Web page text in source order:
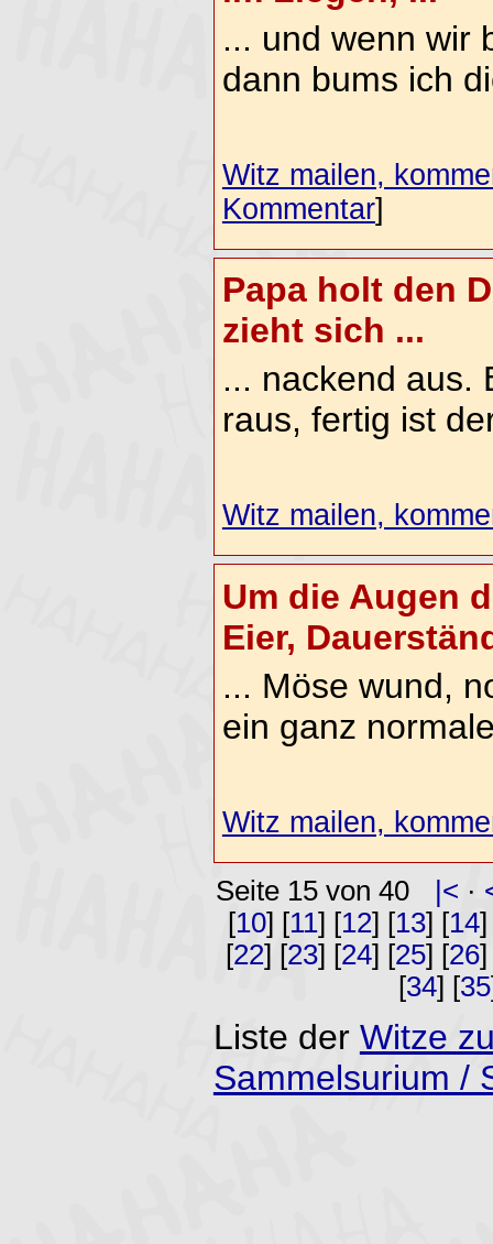
... und wenn wir
dann bums ich
Witz mailen,
Kommentar]
Papa holt den
zieht sich ...
... nackend aus.
raus, fertig ist
Witz mailen,
Um die Augen
Eier,
... Möse wund,
ein ganz
Witz mailen,
Seite 15 von 40 |< ·
[10] [11] [12] [13] [14]
[22] [23] [24] [25] [26]
[34] [35
Liste der Witze
Sammelsurium /